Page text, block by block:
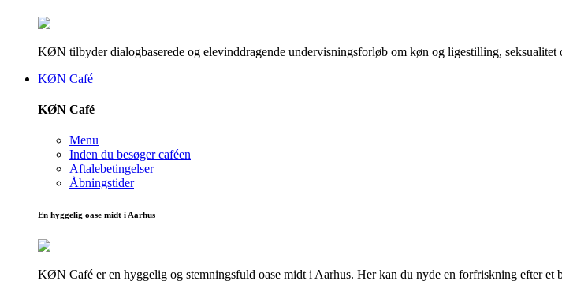
KØN tilbyder dialogbaserede og elevinddragende undervisningsforløb om køn og ligestilling, seksualitet
KØN Café
KØN Café
Menu
Inden du besøger caféen
Aftalebetingelser
Åbningstider
En hyggelig oase midt i Aarhus
KØN Café er en hyggelig og stemningsfuld oase midt i Aarhus. Her kan du nyde en forfriskning efter